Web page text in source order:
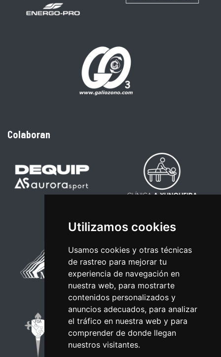
Utilizamos cookies
Usamos cookies y otras técnicas
de rastreo para mejorar tu
experiencia de navegación en
nuestra web, para mostrarte
contenidos personalizados y
anuncios adecuados, para analizar
el tráfico en nuestra web y para
comprender de donde llegan
nuestros visitantes.
Colaboran